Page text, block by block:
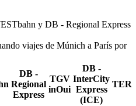
y DB - Regional Express
viajes de Múnich a París por
DB -
Regional
Express
TGV
inOui
DB -
InterCity
Express
(ICE)
TER